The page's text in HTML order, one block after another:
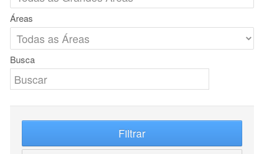
Áreas
Busca
Filtrar